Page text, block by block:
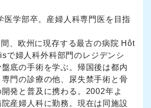
医学部卒。産婦人科専門医を目指
、欧州に現存する最古の病院 Hôt
で婦人科外科部門のレジデンシ
底の手術を学ぶ。帰国後は都内
門の診療の他、尿失禁手術と骨
発と普及に携わる。2002年よ
産婦人科に勤務。現在は同施設